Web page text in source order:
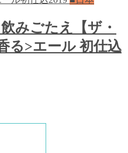
みごたえ【ザ・
る>エール 初仕込